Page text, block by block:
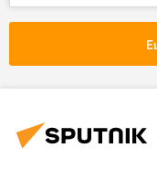
Рижская дума